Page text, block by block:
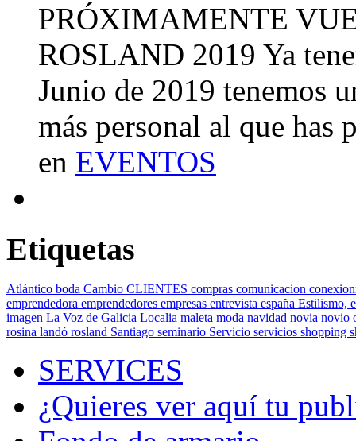
PRÓXIMAMENTE
ROSLAND 2019 Ya
Junio de 2019 tenemos
más personal al que
en EVENTOS
Etiquetas
Atlántico boda Cambio CLIENTES compras comunicacion
emprendedora emprendedores empresas entrevista españa Estilismo,
imagen La Voz de Galicia Localia maleta moda navidad novia novio
rosina landó rosland Santiago seminario Servicio servicios shopping
SERVICES
¿Quieres ver aquí tu